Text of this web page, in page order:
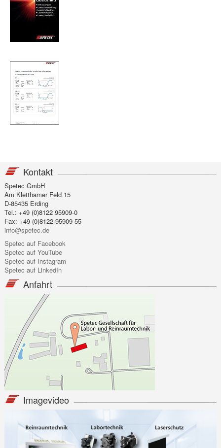
Kontakt
Spetec GmbH
Am Kletthamer Feld 15
D-85435 Erding
Tel.: +49 (0)8122 95909-0
Fax: +49 (0)8122 95909-55
info@spetec.de
Spetec auf Facebook
Spetec auf YouTube
Spetec auf Instagram
Spetec auf LinkedIn
Anfahrt
Imagevideo